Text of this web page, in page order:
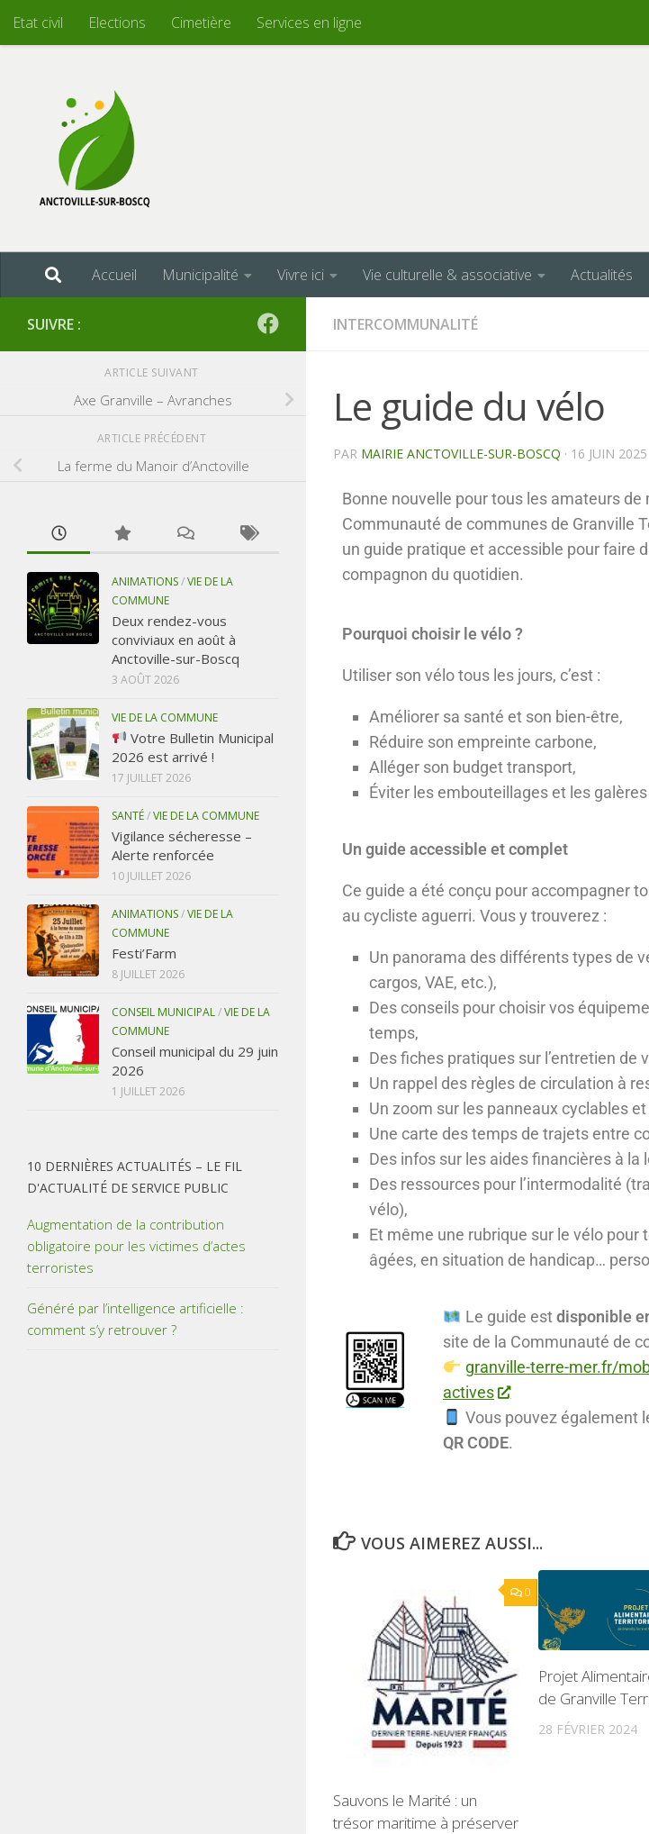
Skip to content
Etat civil Elections Cimetière Services en ligne
Accueil Municipalité Vivre ici Vie culturelle & associative Actualités
INTERCOMMUNALITÉ
Le guide du vélo
PAR MAIRIE ANCTOVILLE-SUR-BOSCQ · 16 JUIN 2025
Bonne nouvelle pour tous les amateurs de
Communauté de communes de Granville
un guide pratique et accessible pour faire
compagnon du quotidien.
Pourquoi choisir le vélo ?
Utiliser son vélo tous les jours, c’est :
Améliorer sa santé et son bien-être,
Réduire son empreinte carbone,
Alléger son budget transport,
Éviter les embouteillages et les
Un guide accessible et complet
Ce guide a été conçu pour accompagner
au cycliste aguerri. Vous y trouverez :
Un panorama des différents types de
cargos, VAE, etc.),
Des conseils pour choisir vos
temps,
Des fiches pratiques sur l’entretien de
Un rappel des règles de circulation à
Un zoom sur les panneaux cyclables
Une carte des temps de trajets entre
Des infos sur les aides financières à la
Des ressources pour l’intermodalité
vélo),
Et même une rubrique sur le vélo pour
âgées, en situation de handicap…
Le guide estdisponible
site de la Communauté de
granville-terre-mer.fr/
actives
Vous pouvez également
QR CODE.
VOUS AIMEREZ AUSSI...
0
Sauvons le Marité : un
trésor maritime à préserver
Projet
de Granville
28 FÉVRIER 2024
SUIVRE :
ARTICLE SUIVANT
Axe Granville – Avranches
ARTICLE PRÉCÉDENT
La ferme du Manoir d’Anctoville
ANIMATIONS/VIE DE LA
COMMUNE
Deux rendez-vous
conviviaux en août à
Anctoville-sur-Boscq
3 AOÛT 2026
VIE DE LA COMMUNE
Votre Bulletin Municipal
2026 est arrivé !
17 JUILLET 2026
SANTÉ/VIE DE LA COMMUNE
Vigilance sécheresse –
Alerte renforcée
10 JUILLET 2026
ANIMATIONS/VIE DE LA
COMMUNE
Festi’Farm
8 JUILLET 2026
CONSEIL MUNICIPAL/VIE DE LA
COMMUNE
Conseil municipal du 29 juin
2026
1 JUILLET 2026
10 DERNIÈRES ACTUALITÉS – LE FIL
D'ACTUALITÉ DE SERVICE PUBLIC
Augmentation de la contribution
obligatoire pour les victimes d’actes
terroristes
Généré par l’intelligence artificielle :
comment s’y retrouver ?